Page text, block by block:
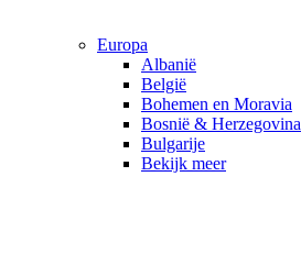
Europa
Albanië
België
Bohemen en Moravia
Bosnië & Herzegovina
Bulgarije
Bekijk meer